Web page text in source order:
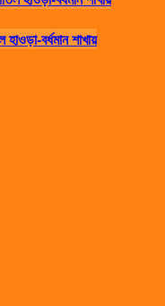
বর্ধমান শাখায়